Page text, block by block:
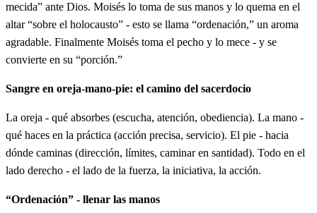
Vayakrev et Bnei Aharon vayiten Moshe min hadam al
tenuj oznam haymanit ve'al bohen yadam haymanit ve'al
bohen raglam haymanit vayizrok Moshe et hadam al
hamizbe'aj saviv
כה
וַיִּקַּח אֶת הַחֵלֶב וְאֶת הָאַלְיָה וְאֶת כָּל הַחֵלֶב
אֲשֶׁר עַל הַקֶּרֶב וְאֵת יֹתֶרֶת הַכָּבֵד וְאֶת שְׁתֵּי
mecida” ante Dios. Moisés lo toma de sus manos y lo quema en el
altar “sobre el holocausto” - esto se llama “ordenación,” un aroma
agradable. Finalmente Moisés toma el pecho y lo mece - y se
convierte en su “porción.”
Sangre en oreja-mano-pie: el camino del sacerdocio
La oreja - qué absorbes (escucha, atención, obediencia). La mano -
qué haces en la práctica (acción precisa, servicio). El pie - hacia
dónde caminas (dirección, límites, caminar en santidad). Todo en el
lado derecho - el lado de la fuerza, la iniciativa, la acción.
“Ordenación” - llenar las manos